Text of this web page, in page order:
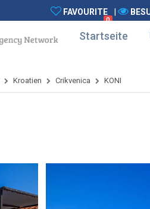
FAVOURITE
0
Startseite
Kroatien Crikvenica KONI